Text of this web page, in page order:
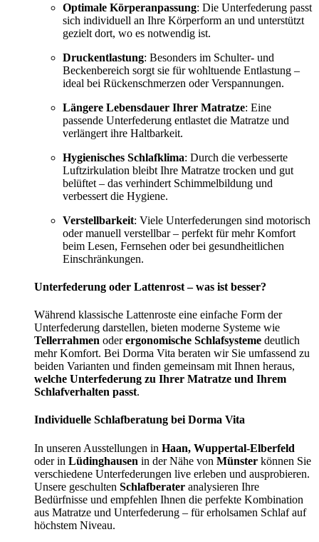
Optimale Körperanpassung: Die Unterfederung passt
sich individuell an Ihre Körperform an und unterstützt
gezielt dort, wo es notwendig ist.
Druckentlastung: Besonders im Schulter- und
Beckenbereich sorgt sie für wohltuende Entlastung –
ideal bei Rückenschmerzen oder Verspannungen.
Längere Lebensdauer Ihrer Matratze: Eine
passende Unterfederung entlastet die Matratze und
verlängert ihre Haltbarkeit.
Hygienisches Schlafklima: Durch die verbesserte
Luftzirkulation bleibt Ihre Matratze trocken und gut
belüftet – das verhindert Schimmelbildung und
verbessert die Hygiene.
Verstellbarkeit: Viele Unterfederungen sind motorisch
oder manuell verstellbar – perfekt für mehr Komfort
beim Lesen, Fernsehen oder bei gesundheitlichen
Einschränkungen.
Unterfederung oder Lattenrost – was ist besser?
Während klassische Lattenroste eine einfache Form der
Unterfederung darstellen, bieten moderne Systeme wie
Tellerrahmen oderergonomische Schlafsysteme deutlich
mehr Komfort. Bei Dorma Vita beraten wir Sie umfassend zu
beiden Varianten und finden gemeinsam mit Ihnen heraus,
welche Unterfederung zu Ihrer Matratze und Ihrem
Schlafverhalten passt.
Individuelle Schlafberatung bei Dorma Vita
In unseren Ausstellungen in Haan, Wuppertal-Elberfeld
oder in Lüdinghausen in der Nähe von Münster können Sie
verschiedene Unterfederungen live erleben und ausprobieren.
Unsere geschulten Schlafberater analysieren Ihre
Bedürfnisse und empfehlen Ihnen die perfekte Kombination
aus Matratze und Unterfederung – für erholsamen Schlaf auf
höchstem Niveau.